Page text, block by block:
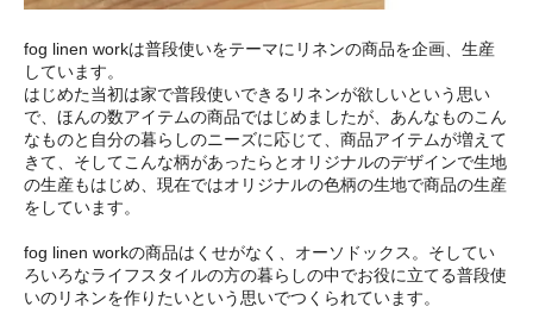
fog linen workは普段使いをテーマにリネンの商品を企画、生産
しています。
はじめた当初は家で普段使いできるリネンが欲しいという思い
で、ほんの数アイテムの商品ではじめましたが、あんなものこん
なものと自分の暮らしのニーズに応じて、商品アイテムが増えて
きて、そしてこんな柄があったらとオリジナルのデザインで生地
の生産もはじめ、現在ではオリジナルの色柄の生地で商品の生産
をしています。
fog linen workの商品はくせがなく、オーソドックス。そしてい
ろいろなライフスタイルの方の暮らしの中でお役に立てる普段使
いのリネンを作りたいという思いでつくられています。